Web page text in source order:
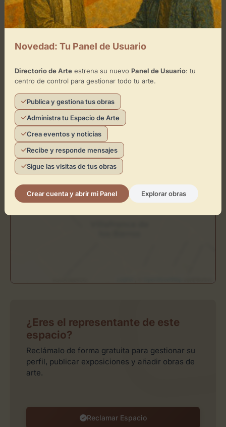
Ubicación de Galería de Arte María
Nieves Martín
Cómo llegar
Galería de Arte María Nieves Martín
+
−
Toca el mapa para interactuar
Activar Mapa
¿Eres el representante de este
espacio?
Reclámalo de forma gratuita para gestionar su
perfil, publicar exposiciones y añadir obras de
arte.
Reclamar Espacio
Novedad: Tu Panel de Usuario
Directorio de Arteestrena su nuevo Panel de Usuario: tu
centro de control para gestionar todo tu arte.
Publica y gestiona tus obras
Administra tu Espacio de Arte
Crea eventos y noticias
Recibe y responde mensajes
Sigue las visitas de tus obras
Crear cuenta y abrir mi Panel Explorar obras